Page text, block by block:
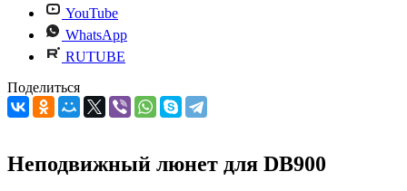
YouTube
WhatsApp
RUTUBE
Поделиться
Неподвижный люнет для DB900